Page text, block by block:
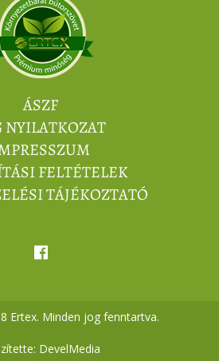
ÁSZF
NYILATKOZAT
FELTÉTELEK
TÁJÉKOZTATÓ
Ertex. Minden jog fenntartva.
DevelMedia